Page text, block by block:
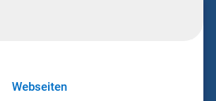
Webseiten